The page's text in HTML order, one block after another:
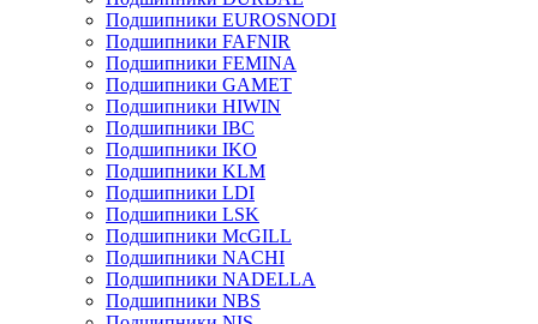
Подшипники EUROSNODI
Подшипники FAFNIR
Подшипники FEMINA
Подшипники GAMET
Подшипники HIWIN
Подшипники IBC
Подшипники IKO
Подшипники KLM
Подшипники LDI
Подшипники LSK
Подшипники McGILL
Подшипники NACHI
Подшипники NADELLA
Подшипники NBS